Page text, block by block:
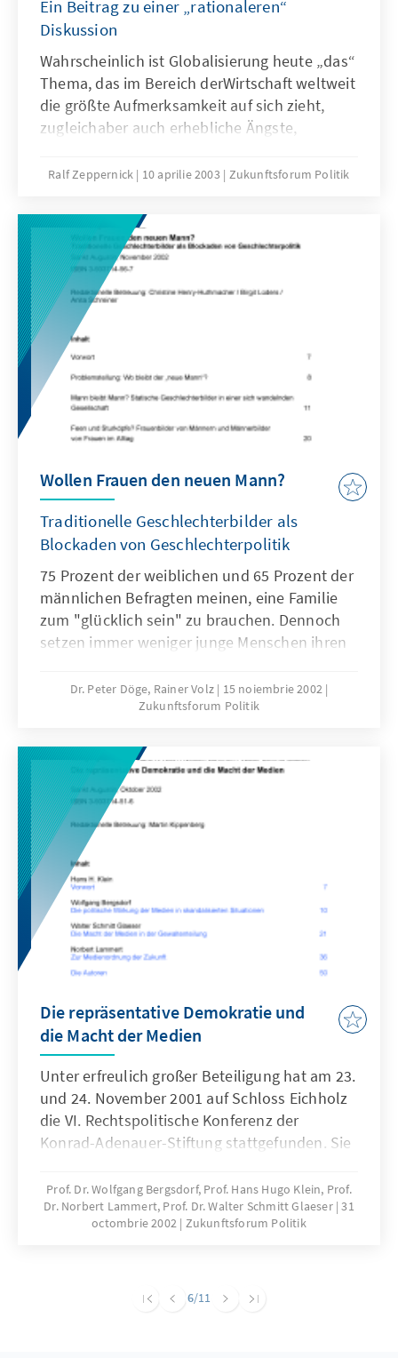
Ein Beitrag zu einer „rationaleren“
Diskussion
Wahrscheinlich ist Globalisierung heute „das“
Thema, das im Bereich derWirtschaft weltweit
die größte Aufmerksamkeit auf sich zieht,
zugleichaber auch erhebliche Ängste,
Widerständeauslöst. Gleichgültig, ob wir den
Nordamerika,nach Lateinamerika oder Asien
wenden, überall auf der Welt werdenheute
die Konsequenzen der Globalisierung
diskutiert.
Ralf Zeppernick 10 aprilie 2003 Zukunftsforum Politik
Wollen Frauen den neuen Mann?
Traditionelle Geschlechterbilder als
Blockaden von Geschlechterpolitik
75 Prozent der weiblichen und 65 Prozent der
männlichen Befragten meinen, eine Familie
zum "glücklich sein" zu brauchen. Dennoch
setzen immer weniger junge Menschen ihren
Ursachen?
Dr. Peter Döge, Rainer Volz
15 noiembrie 2002
Zukunftsforum Politik
Die repräsentative Demokratie und
die Macht der Medien
Unter erfreulich großer Beteiligung hat am 23.
und 24. November 2001 auf Schloss Eichholz
die VI. Rechtspolitische Konferenz der
Konrad-Adenauer-Stiftung stattgefunden. Sie
immer wieder aktuelle Thema „Die
repräsentative Demokratie und die Macht der
Medien“, dem sich im Zuge der
andererseits aber immer wieder neue Aspekte
Prof. Dr. Wolfgang Bergsdorf, Prof. Hans Hugo Klein, Prof.
Dr. Norbert Lammert, Prof. Dr. Walter Schmitt Glaeser 31
octombrie 2002 Zukunftsforum Politik
6/11